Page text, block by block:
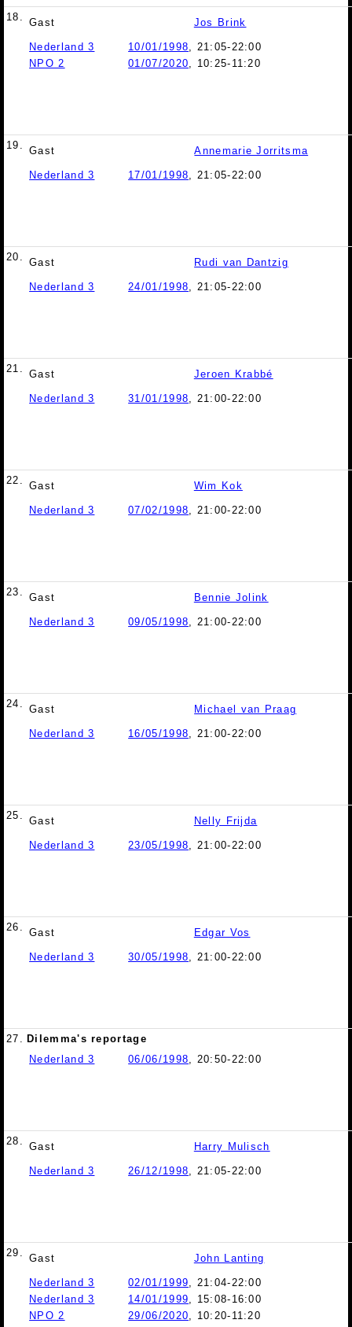
18. Gast Jos Brink
Nederland 3 10/01/1998, 21:05-22:00
NPO 2
01/07/2020, 10:25-11:20
19. Gast Annemarie Jorritsma
Nederland 3 17/01/1998, 21:05-22:00
20. Gast Rudi van Dantzig
Nederland 3 24/01/1998, 21:05-22:00
21. Gast Jeroen Krabbé
Nederland 3 31/01/1998, 21:00-22:00
22. Gast Wim Kok
Nederland 3 07/02/1998, 21:00-22:00
23. Gast Bennie Jolink
Nederland 3 09/05/1998, 21:00-22:00
24. Gast Michael van Praag
Nederland 3 16/05/1998, 21:00-22:00
25. Gast Nelly Frijda
Nederland 3 23/05/1998, 21:00-22:00
26. Gast Edgar Vos
Nederland 3 30/05/1998, 21:00-22:00
27. Dilemma's reportage
Nederland 3
06/06/1998, 20:50-22:00
28. Gast Harry Mulisch
Nederland 3 26/12/1998, 21:05-22:00
29. Gast John Lanting
Nederland 3 02/01/1999, 21:04-22:00
Nederland 3
14/01/1999, 15:08-16:00
NPO 2
29/06/2020, 10:20-11:20